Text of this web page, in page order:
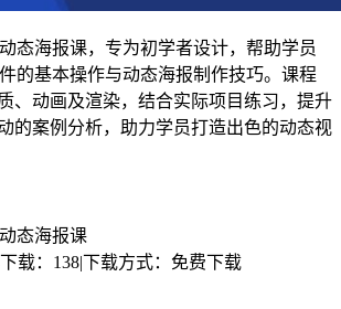
态海报课，专为初学者设计，帮助学员
的基本操作与动态海报制作技巧。课程
、动画及渲染，结合实际项目练习，提升
的案例分析，助力学员打造出色的动态视
态海报课
载：138|下载方式：免费下载